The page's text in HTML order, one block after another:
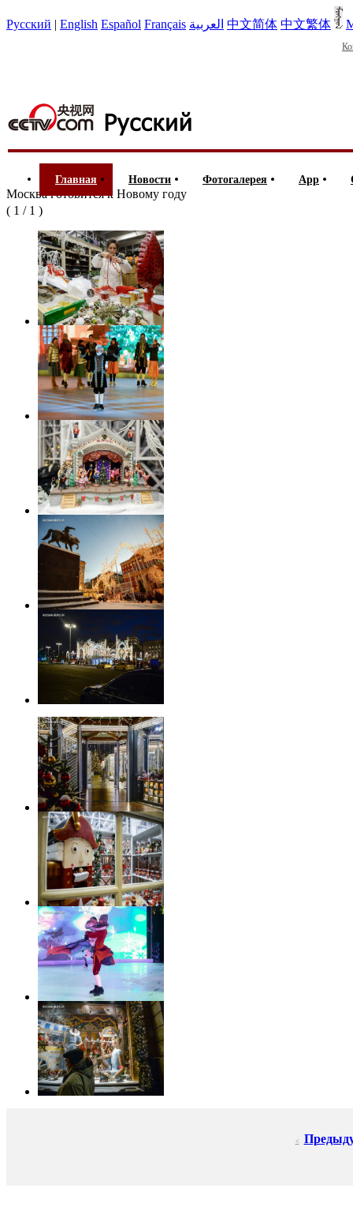
Русский | English Español Français العربية 中文简体 中文繁体
Главная Новости Фотогалерея App
Москва готовится к Новому году
( 1 / 1 )
<